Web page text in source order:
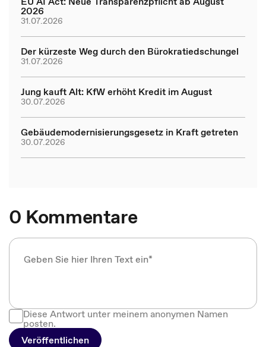
2026
31.07.2026
Der kürzeste Weg durch den Bürokratiedschungel
31.07.2026
Jung kauft Alt: KfW erhöht Kredit im August
30.07.2026
Gebäudemodernisierungsgesetz in Kraft getreten
30.07.2026
0 Kommentare
Diese Antwort unter meinem anonymen Namen
posten.
Veröffentlichen